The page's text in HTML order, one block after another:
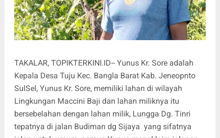
TAKALAR, TOPIKTERKINI.ID-- Yunus Kr. Sore adalah
Kepala Desa Tuju Kec. Bangla Barat Kab. Jeneopnto
SulSel, Yunus Kr. Sore, memiliki lahan di wilayah
Lingkungan Maccini Baji dan lahan miliknya itu
bersebelahan dengan lahan milik, Lungga Dg. Tinri
tepatnya di jalan Budiman dg Sijaya yang sifatnya